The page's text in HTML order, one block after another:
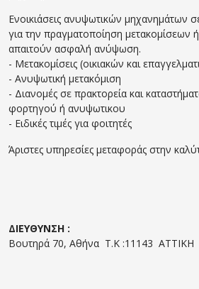
Ενοικιάσεις ανυψωτικών μηχανημάτων
για την πραγματοποίηση μετακομίσεων
απαιτούν ασφαλή ανύψωση.
- Μετακομίσεις (οικιακών και
- Ανυψωτική μετακόμιση
- Διανομές σε πρακτορεία και
φορτηγού ή ανυψωτικου
- Ειδικές τιμές για φοιτητές
Άριστες υπηρεσίες μεταφοράς στην
ΔΙΕΥΘΥΝΣΗ :
Βουτηρά 70, Αθήνα Τ.Κ :11143 ΑΤΤΙΚΗ